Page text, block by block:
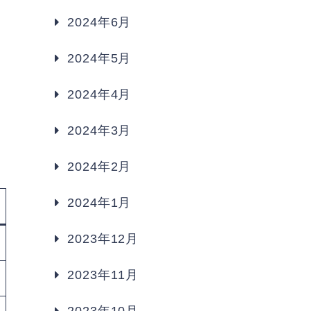
2024年6月
2024年5月
2024年4月
2024年3月
2024年2月
2024年1月
2023年12月
2023年11月